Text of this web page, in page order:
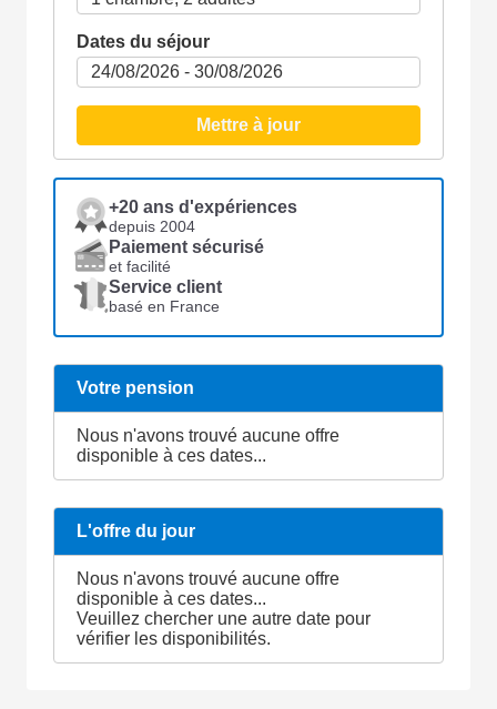
Dates du séjour
Mettre à jour
+20 ans d'expériences
depuis 2004
Paiement sécurisé
et facilité
Service client
basé en France
Votre pension
Nous n'avons trouvé aucune offre
disponible à ces dates...
L'offre du jour
Nous n'avons trouvé aucune offre
disponible à ces dates...
Veuillez chercher une autre date pour
vérifier les disponibilités.